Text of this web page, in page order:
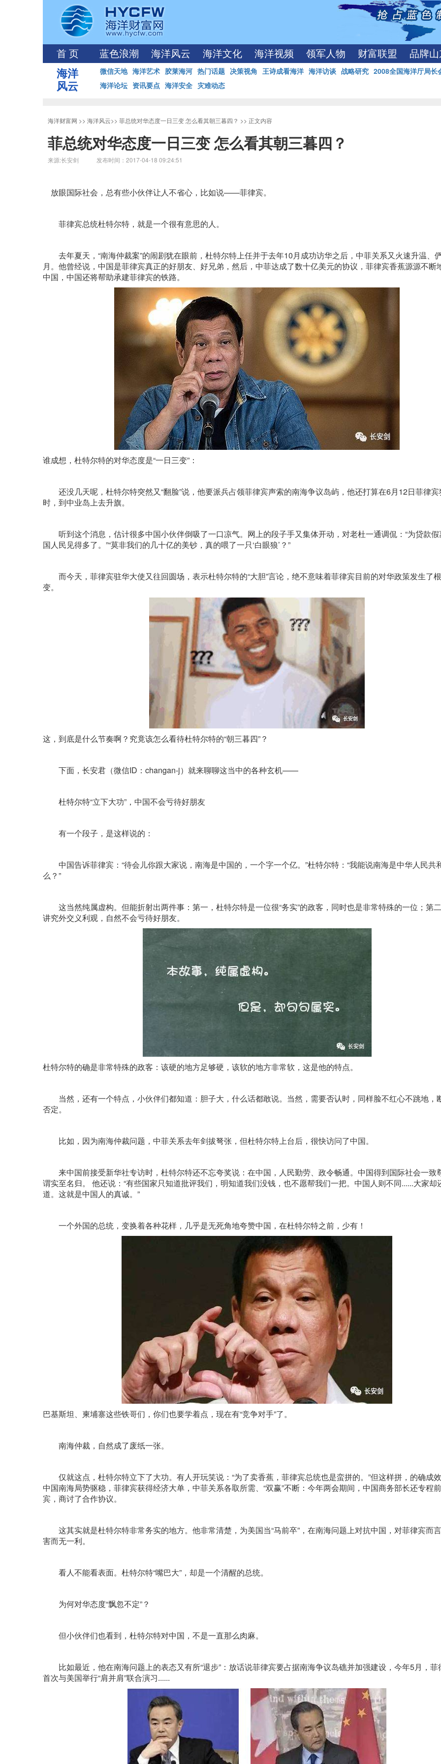
首 页 蓝色浪潮 海洋风云 海洋文化 海洋视频 领军人物 财富联盟 品牌
海洋
风云
微信天地 海洋艺术 胶莱海河 热门话题 决策视角 王诗成看海洋 海洋访谈 战略研究 2008全国海洋厅局长
海洋论坛 资讯要点 海洋安全 灾难动态
海洋财富网 >> 海洋风云>> 菲总统对华态度一日三变 怎么看其朝三暮四？ >> 正文内容
菲总统对华态度一日三变 怎么看其朝三暮四？
来源:长安剑 发布时间：2017-04-18 09:24:51
放眼国际社会，总有些小伙伴让人不省心，比如说——菲律宾。
菲律宾总统杜特尔特，就是一个很有意思的人。
去年夏天，“南海仲裁案”的闹剧犹在眼前，杜特尔特上任并于去年10月成功访华之后，中菲关系又火速升温、
月。他曾经说，中国是菲律宾真正的好朋友、好兄弟，然后，中菲达成了数十亿美元的协议，菲律宾香蕉源源不断
中国，中国还将帮助承建菲律宾的铁路。
谁成想，杜特尔特的对华态度是“一日三变”：
还没几天呢，杜特尔特突然又“翻脸”说，他要派兵占领菲律宾声索的南海争议岛屿，他还打算在6月12日菲律
时，到中业岛上去升旗。
听到这个消息，估计很多中国小伙伴倒吸了一口凉气。网上的段子手又集体开动，对老杜一通调侃：“为贷款假
国人民见得多了。”“莫非我们的几十亿的美钞，真的喂了一只‘白眼狼’？”
而今天，菲律宾驻华大使又往回圆场，表示杜特尔特的“大胆”言论，绝不意味着菲律宾目前的对华政策发生了
变。
这，到底是什么节奏啊？究竟该怎么看待杜特尔特的“朝三暮四”？
下面，长安君（微信ID：changan-j）就来聊聊这当中的各种玄机——
杜特尔特“立下大功”，中国不会亏待好朋友
有一个段子，是这样说的：
中国告诉菲律宾：“待会儿你跟大家说，南海是中国的，一个字一个亿。”杜特尔特：“我能说南海是中华人民共
么？”
这当然纯属虚构。但能折射出两件事：第一，杜特尔特是一位很“务实”的政客，同时也是非常特殊的一位；第
讲究外交义利观，自然不会亏待好朋友。
杜特尔特的确是非常特殊的政客：该硬的地方足够硬，该软的地方非常软，这是他的特点。
当然，还有一个特点，小伙伴们都知道：胆子大，什么话都敢说。当然，需要否认时，同样脸不红心不跳地，
否定。
比如，因为南海仲裁问题，中菲关系去年剑拔弩张，但杜特尔特上台后，很快访问了中国。
来中国前接受新华社专访时，杜特尔特还不忘夸奖说：在中国，人民勤劳、政令畅通。中国得到国际社会一致
谓实至名归。 他还说：“有些国家只知道批评我们，明知道我们没钱，也不愿帮我们一把。中国人则不同......大家却
道。这就是中国人的真诚。”
一个外国的总统，变换着各种花样，几乎是无死角地夸赞中国，在杜特尔特之前，少有！
巴基斯坦、柬埔寨这些铁哥们，你们也要学着点，现在有“竞争对手”了。
南海仲裁，自然成了废纸一张。
仅就这点，杜特尔特立下了大功。有人开玩笑说：“为了卖香蕉，菲律宾总统也是蛮拼的。”但这样拼，的确成
中国南海局势驱稳，菲律宾获得经济大单，中菲关系各取所需、“双赢”不断：今年两会期间，中国商务部长还专程
宾，商讨了合作协议。
这其实就是杜特尔特非常务实的地方。他非常清楚，为美国当“马前卒”，在南海问题上对抗中国，对菲律宾而
害而无一利。
看人不能看表面。杜特尔特“嘴巴大”，却是一个清醒的总统。
为何对华态度“飘忽不定”？
但小伙伴们也看到，杜特尔特对中国，不是一直那么肉麻。
比如最近，他在南海问题上的表态又有所“退步”：放话说菲律宾要占据南海争议岛礁并加强建设，今年5月，菲
首次与美国举行“肩并肩”联合演习......